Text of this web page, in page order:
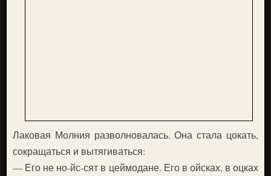
Лаковая Молния разволновалась. Она стала цокать,
сокращаться и вытягиваться:
— Его не но-йс-сят в цеймодане. Его в ойсках, в оцках